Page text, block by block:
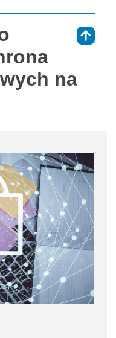
na